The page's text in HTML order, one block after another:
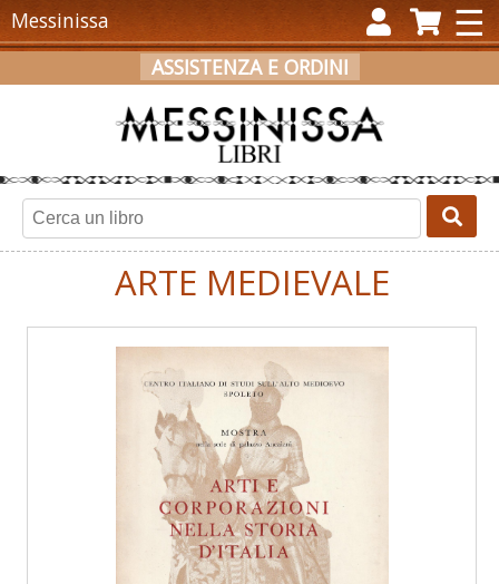
ASSISTENZA E ORDINI
ACCEDI REGISTRATI CARRELLO
Messinissa ☰
×
ARTE MEDIEVALE